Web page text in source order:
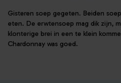
Gisteren soep gegeten. Beiden
eten. De erwtensoep mag dik zijn,
klonterige brei in een te klein
Chardonnay was goed.